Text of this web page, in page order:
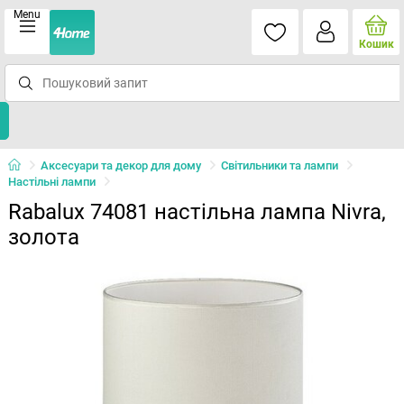
Menu
Кошик
Аксесуари та декор для дому
Світильники та лампи
Настільні лампи
Rabalux 74081 настільна лампа Nivra,
золота